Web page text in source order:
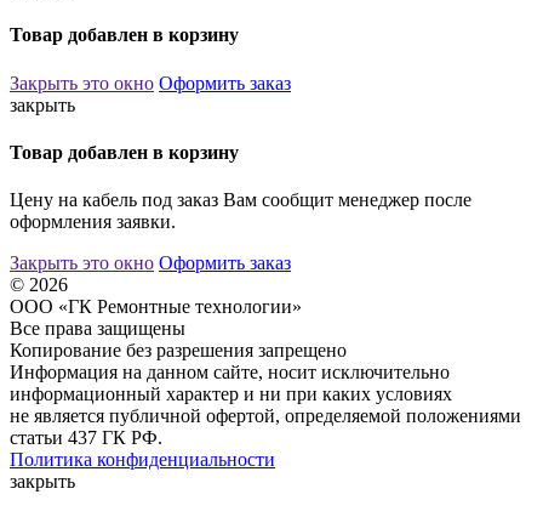
Товар добавлен в корзину
Закрыть это окно Оформить заказ
закрыть
Товар добавлен в корзину
Цену на кабель под заказ Вам сообщит менеджер после
оформления заявки.
Закрыть это окно Оформить заказ
© 2026
ООО «ГК Ремонтные технологии»
Все права защищены
Копирование без разрешения запрещено
Информация на данном сайте, носит исключительно
информационный характер и ни при каких условиях
не является публичной офертой, определяемой положениями
статьи 437 ГК РФ.
Политика конфиденциальности
закрыть